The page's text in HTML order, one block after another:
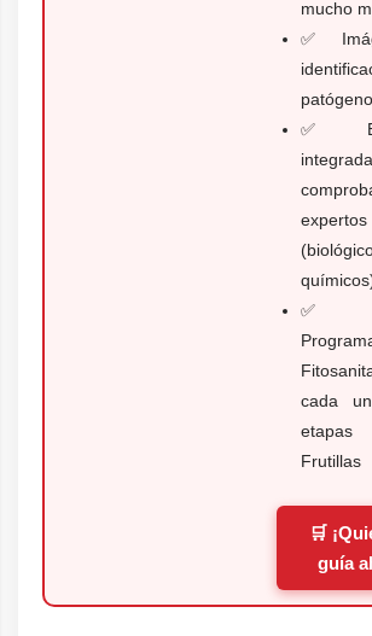
mucho
✅
✅
expertos
✅
cada
Frutillas
🛒
guía